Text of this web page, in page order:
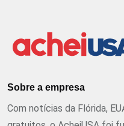
Sobre a empresa
Com notícias da Flórida,